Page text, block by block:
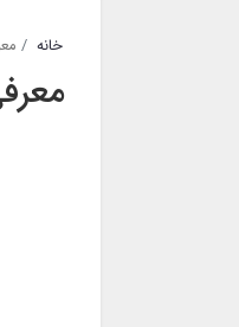
خانه